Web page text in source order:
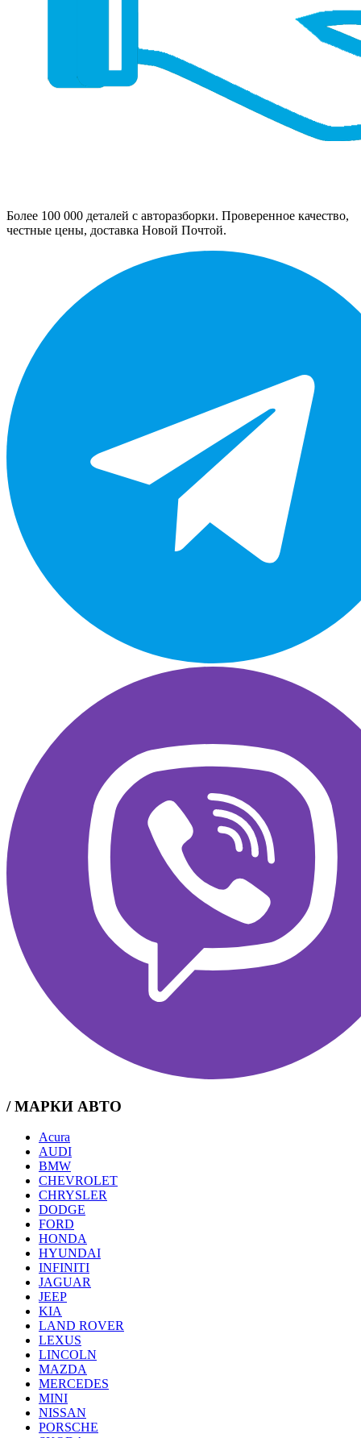
Более 100 000 деталей с авторазборки. Проверенное качество,
честные цены, доставка Новой Почтой.
/ МАРКИ АВТО
Acura
AUDI
BMW
CHEVROLET
CHRYSLER
DODGE
FORD
HONDA
HYUNDAI
INFINITI
JAGUAR
JEEP
KIA
LAND ROVER
LEXUS
LINCOLN
MAZDA
MERCEDES
MINI
NISSAN
PORSCHE